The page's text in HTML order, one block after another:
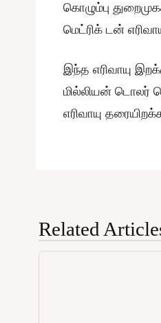
கொழும்பு
மெட்ரிக் டன்
இந்த எரிவாயு
மில்லியன் டொலர்
எரிவாயு
Related